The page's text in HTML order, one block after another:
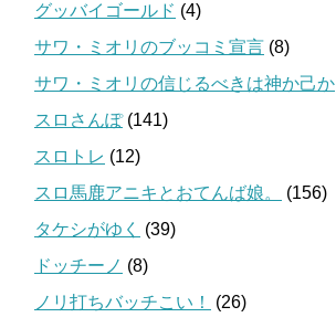
グッバイゴールド (4)
サワ・ミオリのブッコミ宣言 (8)
サワ・ミオリの信じるべきは神か己か
スロさんぽ(141)
スロトレ (12)
スロ馬鹿アニキとおてんば娘。
(156)
タケシがゆく
(39)
ドッチーノ (8)
ノリ打ちバッチこい！
(26)